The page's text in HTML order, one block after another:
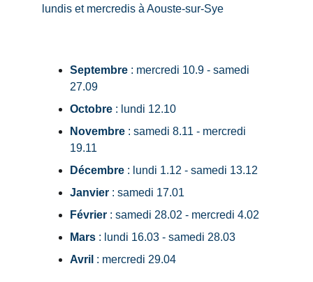
lundis et mercredis à Aouste-sur-Sye
Septembre : mercredi 10.9 - samedi
27.09
Octobre : lundi 12.10
Novembre : samedi 8.11 - mercredi
19.11
Décembre : lundi 1.12 - samedi 13.12
Janvier : samedi 17.01
Février : samedi 28.02 - mercredi 4.02
Mars : lundi 16.03 - samedi 28.03
Avril : mercredi 29.04